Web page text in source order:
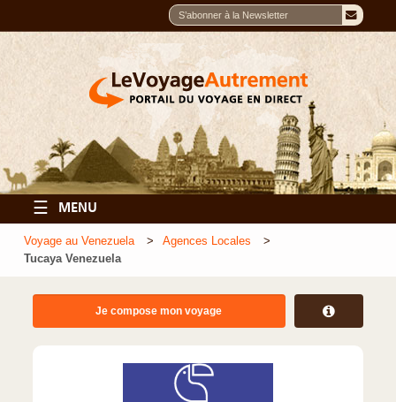
☰ MENU
Voyage au Venezuela
Agences Locales
Tucaya Venezuela
Je compose mon voyage